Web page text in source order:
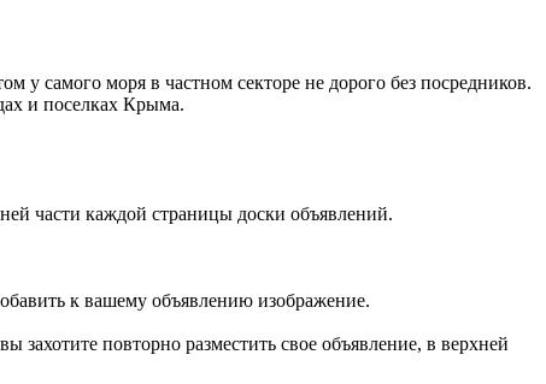
самого моря в частном секторе не дорого без посредников.
и поселках Крыма.
части каждой страницы доски объявлений.
к вашему объявлению изображение.
повторно разместить свое объявление, в верхней